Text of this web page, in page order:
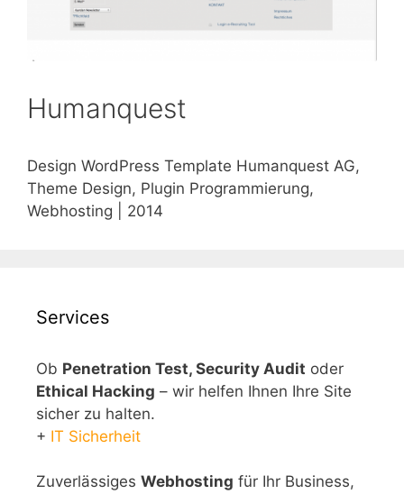
Humanquest
Design WordPress Template Humanquest AG,
Theme Design, Plugin Programmierung,
Webhosting | 2014
Services
Ob Penetration Test, Security Audit oder
Ethical Hacking – wir helfen Ihnen Ihre Site
sicher zu halten.
+ IT Sicherheit
Zuverlässiges Webhosting für Ihr Business,